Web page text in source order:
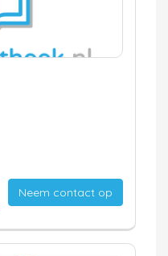
Neem contact op